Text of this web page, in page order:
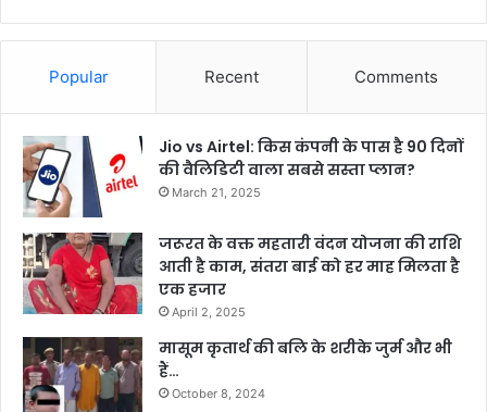
Popular Recent Comments
Jio vs Airtel: किस कंपनी के पास है 90 दिनों
की वैलिडिटी वाला सबसे सस्ता प्लान?
March 21, 2025
जरूरत के वक्त महतारी वंदन योजना की राशि
आती है काम, संतरा बाई को हर माह मिलता है
एक हजार
April 2, 2025
मासूम कृतार्थ की बलि के शरीके जुर्म और भी
हैं…
October 8, 2024